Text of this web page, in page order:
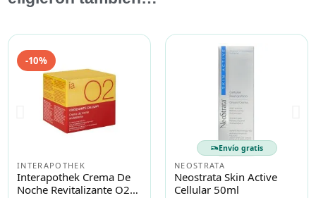
INTERAPOTHEK
Interapothek Crema De
Noche Revitalizante O2
-10%
Envío gratis
NEOSTRATA
Neostrata Skin Active
Cellular 50ml